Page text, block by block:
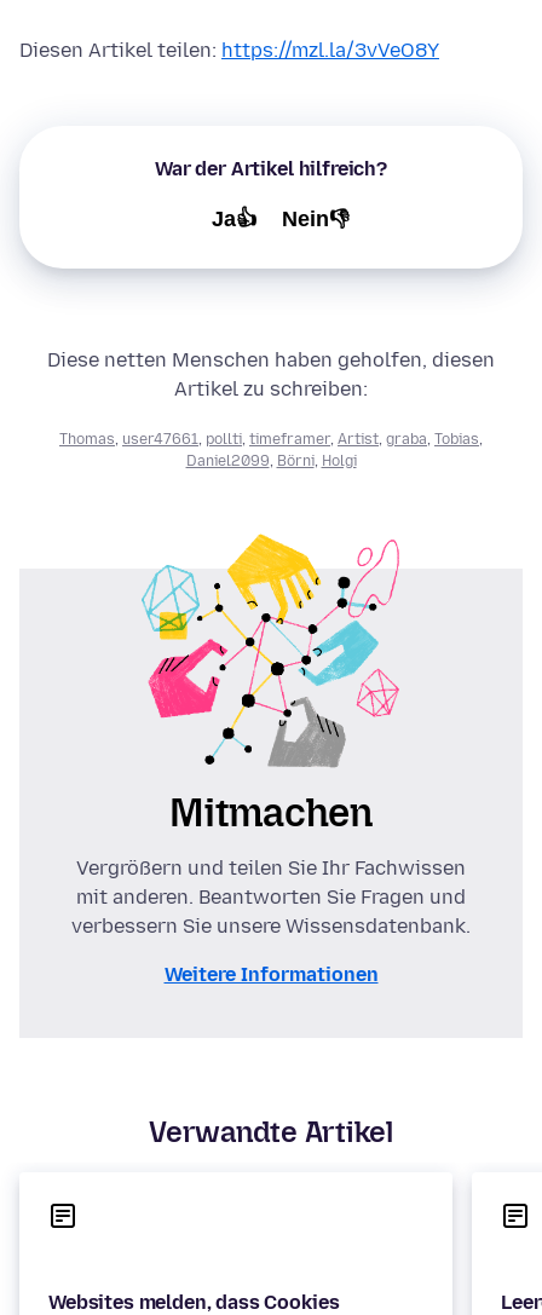
Diesen Artikel teilen: https://mzl.la/3vVeO8Y
War der Artikel hilfreich?
Ja👍 Nein👎
Diese netten Menschen haben geholfen, diesen
Artikel zu schreiben:
Thomas user47661 pollti timeframer, Artist graba Tobias
Daniel2099 Börni, Holgi
Mitmachen
Vergrößern und teilen Sie Ihr Fachwissen
mit anderen. Beantworten Sie Fragen und
verbessern Sie unsere Wissensdatenbank.
Weitere Informationen
Verwandte Artikel
Websites melden, dass Cookies